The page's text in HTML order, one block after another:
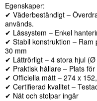
Egenskaper:
✔ Väderbeständigt –
används.
✔ Låssystem – Enkel
✔ Stabil konstruktion – Ram
30 mm
✔ Lättrörligt – 4 stora hjul
✔ Praktisk hållare – Plats
✔ Officiella mått – 274 x
✔ Certifierad kvalitet –
✔ Nät och stolpar ingår